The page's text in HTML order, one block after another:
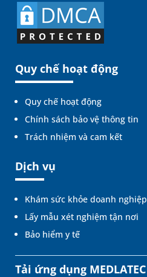
Quy chế hoạt động
Quy chế hoạt động
Chính sách bảo vệ thông tin
Trách nhiệm và cam kết
Dịch vụ
Khám sức khỏe doanh nghiệp
Lấy mẫu xét nghiệm tận nơi
Bảo hiểm y tế
Tải ứng dụng MEDLATEC